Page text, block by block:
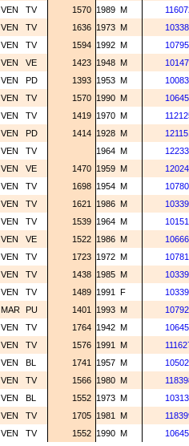
VEN TV 1570 1989 M
VEN TV 1636 1973 M
VEN TV 1594 1992 M
VEN VE 1423 1948 M
VEN PD 1393 1953 M
VEN TV 1570 1990 M
VEN TV 1419 1970 M
VEN PD 1414 1928 M
VEN TV 1964 M
VEN VE 1470 1959 M
VEN TV 1698 1954 M
VEN TV 1621 1986 M
VEN TV 1539 1964 M
VEN VE 1522 1986 M
VEN TV 1723 1972 M
VEN TV 1438 1985 M
VEN TV 1489 1991 F
MAR PU 1401 1993 M
VEN TV 1764 1942 M
VEN TV 1576 1991 M
VEN BL 1741 1957 M
VEN TV 1566 1980 M
VEN BL 1552 1973 M
VEN TV 1705 1981 M
VEN TV 1552 1990 M